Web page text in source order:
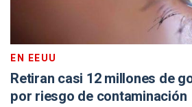
EN EEUU
Retiran casi 12 millones de
por riesgo de contaminación